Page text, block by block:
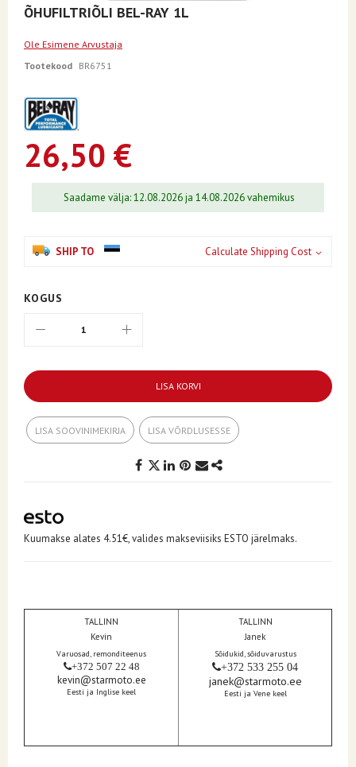
Skip
to
beginning
of
gallery
ÕHUFILTRIÕLI BEL-RAY 1L
Ole Esimene Arvustaja
Tootekood BR6751
26,50 €
Saadame välja: 12.08.2026 ja 14.08.2026 vahemikus
SHIP TO Calculate Shipping Cost
KOGUS
LISA KORVI
LISA SOOVINIMEKIRJA LISA VÕRDLUSESSE
Kuumakse alates 4.51€, valides makseviisiks ESTO järelmaks.
TALLINN
Kevin
Varuosad, remonditeenus
+372 507 22 48
kevin@starmoto.ee
Eesti ja Inglise keel
TALLINN
Janek
Sõidukid, sõiduvarustus
+372 533 255 04
janek@starmoto.ee
Eesti ja Vene keel